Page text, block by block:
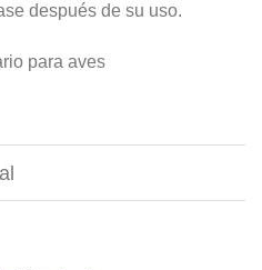
después de su uso.
para aves